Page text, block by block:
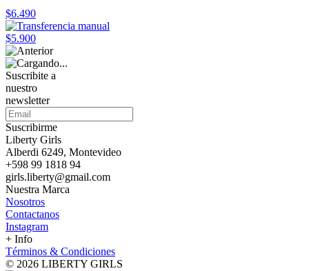
$6.490
$5.900
Suscribite a
nuestro
newsletter
Suscribirme
Liberty Girls
Alberdi 6249, Montevideo
+598 99 1818 94
girls.liberty@gmail.com
Nuestra Marca
Nosotros
Contactanos
Instagram
+ Info
Términos & Condiciones
© 2026 LIBERTY GIRLS